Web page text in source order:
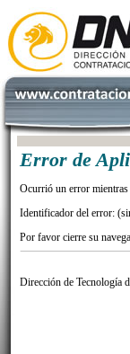
Error de
Ocurrió un error mientras
Identificador del error:
Por favor cierre su
Dirección de Tecnología